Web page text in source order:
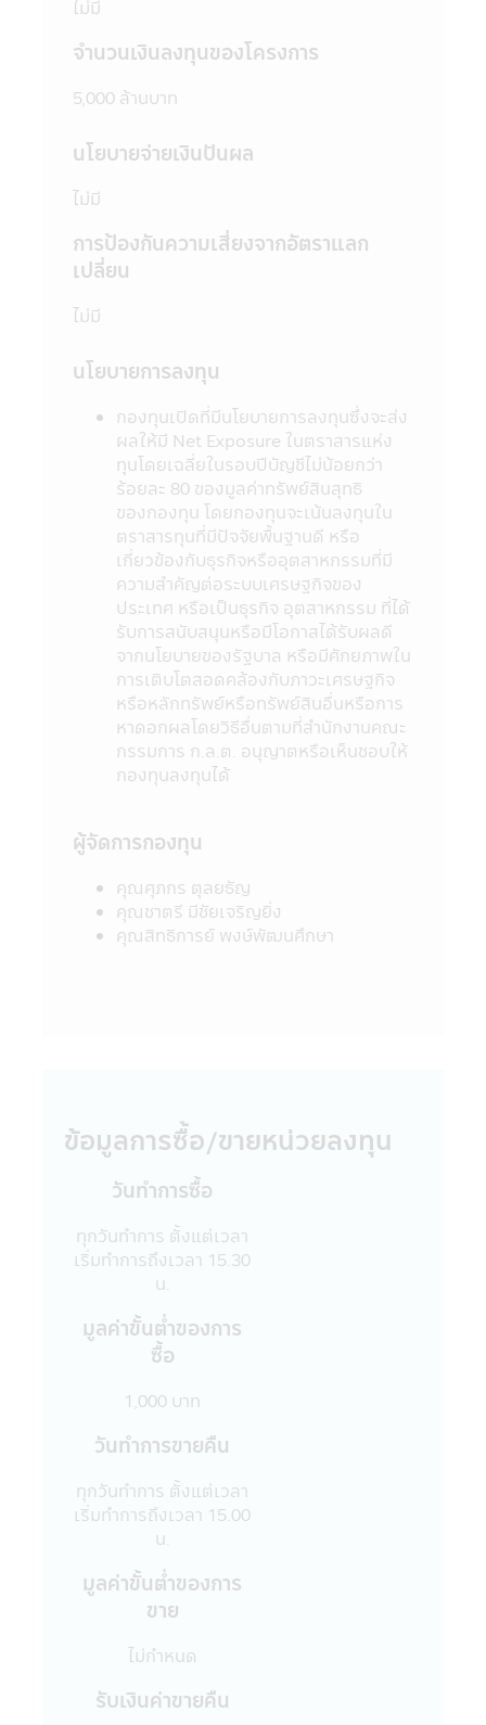
กำหนดไว้ในหนังสือชี้ชวน
สินทรัพย์สภาพคล่องได้ตามที่สำนักงานคณะ
ขายคืนหน่วยลงทุนได้ตามที่มีคำสั่งไว้
การตัดสินใจลงทุน เช่น การทำธุรกรรมกับ
การลงทุนตามอัตราส่วนที่กำหนดใน
คณะกรรมการ ก.ล.ต. หรือโดยผ่านเครือข่าย
Internet ของสำนักงานคณะกรรมการ ก.ล.ต.
9. กองทุนรวมเป็นนิติบุคคลแยกต่างหากจาก
ผูกพันในการชดเชยผลขาดทุนของกองทุนรวม
ทั้งนี้ ผลการดำเนินงานของกองทุนรวม ไม่ได้ขึ้น
อยู่กับสถานะทางการเงินหรือผลการดำเนินงาน
ของบริษัทจัดการ
10. การลงทุนในกองทุนรวมใดๆ ที่มีรายชื่อ
ปรากฏในแอปพลิเคชันผ่านโทรศัพท์มือถือนี้อยู่
ภายใต้การควบคุมของกฎหมายไทยรวมถึงกฎ
ระเบียบ และข้อบังคับต่างๆ ที่กำหนดไว้ตามพระ
ราชบัญญัติหลักทรัพย์ และตลาดหลักทรัพย์
พ.ศ. 2535 (ที่แก้ไขเพิ่มเติม)
11. ข้อมูลในแอปพลิเคชันผ่านโทรศัพท์มือถือ
นี้เป็นข้อมูลทั่วไป ไม่ใช่คำแนะนำหรือความเห็น
และไม่ถือเป็นการแทนคำแนะนำ หรือมีความมุ่ง
หมายให้ถือเป็นคำเสนอ หรือการเชิญชวนให้
บุคคลใดทำการซื้อ หรือขายผลิตภัณฑ์ด้านการ
ลงทุนประเภทต่าง ๆ ความเสียหายใด ๆ ที่เกิด
ขึ้นแก่ผู้ที่ใช้ข้อมูลหรือตัดสินใจจากเนื้อหาในเว็ป
ไซด์นี้ไม่อาจเรียกร้องได้
รวมที่ปรากฏอยู่ในแอปพลิเคชันผ่านโทรศัพท์
ก.ล.ต. และสำนักงานคณะกรรมการ ก.ล.ต. ได้
รับรองถึงความถูกต้องของข้อมูลในหนังสือชี้
ชวน และมิได้ประกันราคาหน่วยลงทุนที่เสนอ
14. ข้อความทั้งหมดที่ปรากฏอยู่ใน
แอปพลิเคชันผ่านโทรศัพท์มือถือนี้ บริษัทจัดการ
ได้จัดทำเพื่อเผยแพร่ข้อมูลให้ผู้ถือหน่วยลงทุน
และผู้สนใจลงทุนโดยได้ตระหนักถึงความถูก
ต้องของข้อมูล แต่อย่างไรก็ตามบริษัทจัดการไม่
สามารถรับประกันถึงความถูกต้อง และความ
เป็นปัจจุบันของข้อมูลทั้งหมดที่ปรากฏใน
แอปพลิเคชันผ่านโทรศัพท์มือถือนี้ได้
15. บริษัทจัดการขอสงวนสิทธิ์ในการแก้ไข
ปรับปรุง หรือเปลี่ยนแปลงข้อมูลใดๆ ใน
แอปพลิเคชันผ่านโทรศัพท์มือถือนี้ได้โดยไม่
จำเป็นต้องแจ้งให้ทราบล่วงหน้า
16. บริษัทจัดการอนุญาตให้พนักงานของ
บริษัทจัดการลงทุนในหลักทรัพย์เพื่อตนเองได้
ประกาศต่างๆ ที่สมาคมบริษัทจัดการลงทุน
กำหนด และจะต้องเปิดเผยการลงทุนดังกล่าว
ให้บริษัทจัดการทราบเพื่อที่บริษัทจัดการจะ
ของพนักงานได้
17. บริษัทจัดการ และผู้บริหาร รวมถึง
ไม่รับผิดชอบต่อความเสียหายทุกกรณีที่เกิดขึ้น
ชม หรือผู้ลงทุน อันเนื่องมาจากการเข้ามาใช้
ไม่มี
จำนวนเงินลงทุนของโครงการ
5,000 ล้านบาท
นโยบายจ่ายเงินปันผล
ไม่มี
การป้องกันความเสี่ยงจากอัตราแลก
เปลี่ยน
ไม่มี
นโยบายการลงทุน
กองทุนเปิดที่มีนโยบายการลงทุนซึ่งจะส่ง
ผลให้มี Net Exposure ในตราสารแห่ง
ทุนโดยเฉลี่ยในรอบปีบัญชีไม่น้อยกว่า
ร้อยละ 80 ของมูลค่าทรัพย์สินสุทธิ
ของกองทุน โดยกองทุนจะเน้นลงทุนใน
ตราสารทุนที่มีปัจจัยพื้นฐานดี หรือ
เกี่ยวข้องกับธุรกิจหรืออุตสาหกรรมที่มี
ความสำคัญต่อระบบเศรษฐกิจของ
ประเทศ หรือเป็นธุรกิจ อุตสาหกรรม ที่ได้
รับการสนับสนุนหรือมีโอกาสได้รับผลดี
จากนโยบายของรัฐบาล หรือมีศักยภาพใน
การเติบโตสอดคล้องกับภาวะเศรษฐกิจ
หรือหลักทรัพย์หรือทรัพย์สินอื่นหรือการ
หาดอกผลโดยวิธีอื่นตามที่สำนักงานคณะ
กรรมการ ก.ล.ต. อนุญาตหรือเห็นชอบให้
กองทุนลงทุนได้
ผู้จัดการกองทุน
คุณศุภกร ตุลยธัญ
คุณชาตรี มีชัยเจริญยิ่ง
คุณสิทธิการย์ พงษ์พัฒนศึกษา
ข้อมูลการซื้อ/ขายหน่วยลงทุน
วันทำการซื้อ
ทุกวันทำการ ตั้งแต่เวลา
เริ่มทำการถึงเวลา 15.30
น.
มูลค่าขั้นตํ่าของการ
ซื้อ
1,000 บาท
วันทำการขายคืน
ทุกวันทำการ ตั้งแต่เวลา
เริ่มทำการถึงเวลา 15.00
น.
มูลค่าขั้นตํ่าของการ
ขาย
ไม่กำหนด
รับเงินค่าขายคืน